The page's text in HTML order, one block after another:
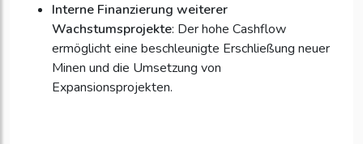
Interne Finanzierung weiterer
Wachstumsprojekte: Der hohe Cashflow
ermöglicht eine beschleunigte Erschließung neuer
Minen und die Umsetzung von
Expansionsprojekten.